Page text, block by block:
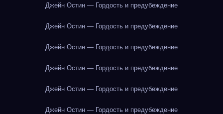
Джейн Остин — Гордость и предубеждение
Джейн Остин — Гордость и предубеждение
Джейн Остин — Гордость и предубеждение
Джейн Остин — Гордость и предубеждение
Джейн Остин — Гордость и предубеждение
Джейн Остин — Гордость и предубеждение